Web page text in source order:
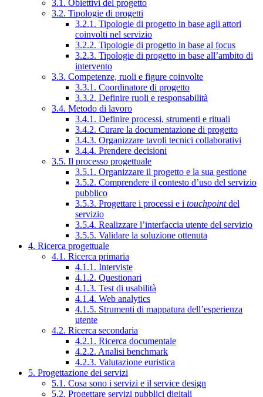
3.1. Obiettivi del progetto
3.2. Tipologie di progetti
3.2.1. Tipologie di progetto in base agli attori
coinvolti nel servizio
3.2.2. Tipologie di progetto in base al focus
3.2.3. Tipologie di progetto in base all’ambito di
intervento
3.3. Competenze, ruoli e figure coinvolte
3.3.1. Coordinatore di progetto
3.3.2. Definire ruoli e responsabilità
3.4. Metodo di lavoro
3.4.1. Definire processi, strumenti e rituali
3.4.2. Curare la documentazione di progetto
3.4.3. Organizzare tavoli tecnici collaborativi
3.4.4. Prendere decisioni
3.5. Il processo progettuale
3.5.1. Organizzare il progetto e la sua gestione
3.5.2. Comprendere il contesto d’uso del servizio
pubblico
3.5.3. Progettare i processi e i touchpointdel
servizio
3.5.4. Realizzare l’interfaccia utente del servizio
3.5.5. Validare la soluzione ottenuta
4. Ricerca progettuale
4.1. Ricerca primaria
4.1.1. Interviste
4.1.2. Questionari
4.1.3. Test di usabilità
4.1.4. Web analytics
4.1.5. Strumenti di mappatura dell’esperienza
utente
4.2. Ricerca secondaria
4.2.1. Ricerca documentale
4.2.2. Analisi benchmark
4.2.3. Valutazione euristica
5. Progettazione dei servizi
5.1. Cosa sono i servizi e il service design
5.2. Progettare servizi pubblici digitali